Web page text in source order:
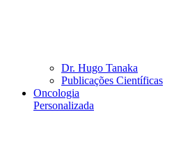
Dr. Hugo Tanaka
Publicações Científicas
Oncologia
Personalizada